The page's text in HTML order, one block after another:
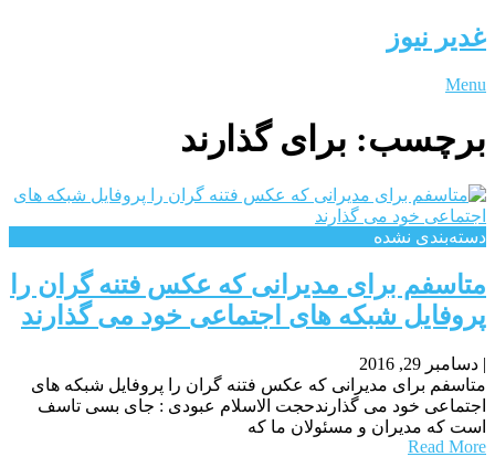
غدیر نیوز
Menu
برچسب: برای گذارند
دسته‌بندی نشده
متاسفم برای مدیرانی که عکس فتنه گران را
پروفایل شبکه های اجتماعی خود می گذارند
| دسامبر 29, 2016
متاسفم برای مدیرانی که عکس فتنه گران را پروفایل شبکه های
اجتماعی خود می گذارندحجت الاسلام عبودی : جای بسی تاسف
است که مدیران و مسئولان ما که
Read More